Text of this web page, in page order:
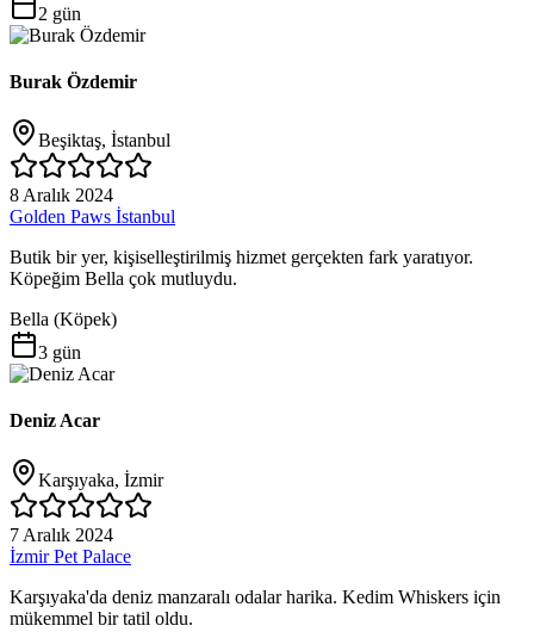
2 gün
Burak Özdemir
Beşiktaş, İstanbul
8 Aralık 2024
Golden Paws İstanbul
Butik bir yer, kişiselleştirilmiş hizmet gerçekten fark yaratıyor.
Köpeğim Bella çok mutluydu.
Bella (Köpek)
3 gün
Deniz Acar
Karşıyaka, İzmir
7 Aralık 2024
İzmir Pet Palace
Karşıyaka'da deniz manzaralı odalar harika. Kedim Whiskers için
mükemmel bir tatil oldu.